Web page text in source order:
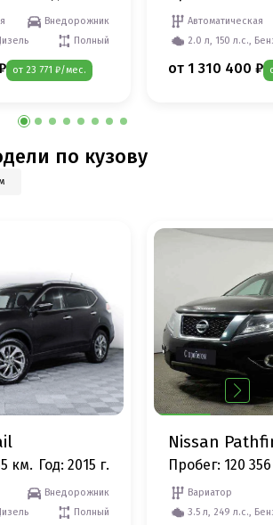
Внедорожник
Полный
от 23 771 ₽/мес.
Автоматическая
2.0 л, 150 л.с.,
от 1 310 400 ₽
по кузову
км. Год: 2015 г.
Внедорожник
Полный
Nissan
Пробег: 120
Вариатор
3.5 л, 249 л.с.,